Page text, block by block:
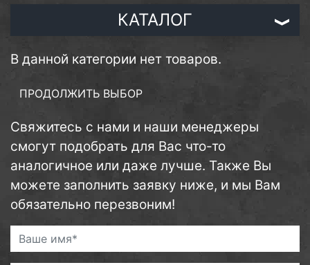
КАТАЛОГ
В данной категории нет товаров.
ПРОДОЛЖИТЬ ВЫБОР
Свяжитесь с нами и наши менеджеры
смогут подобрать для Вас что-то
аналогичное или даже лучше. Также Вы
можете заполнить заявку ниже, и мы Вам
обязательно перезвоним!